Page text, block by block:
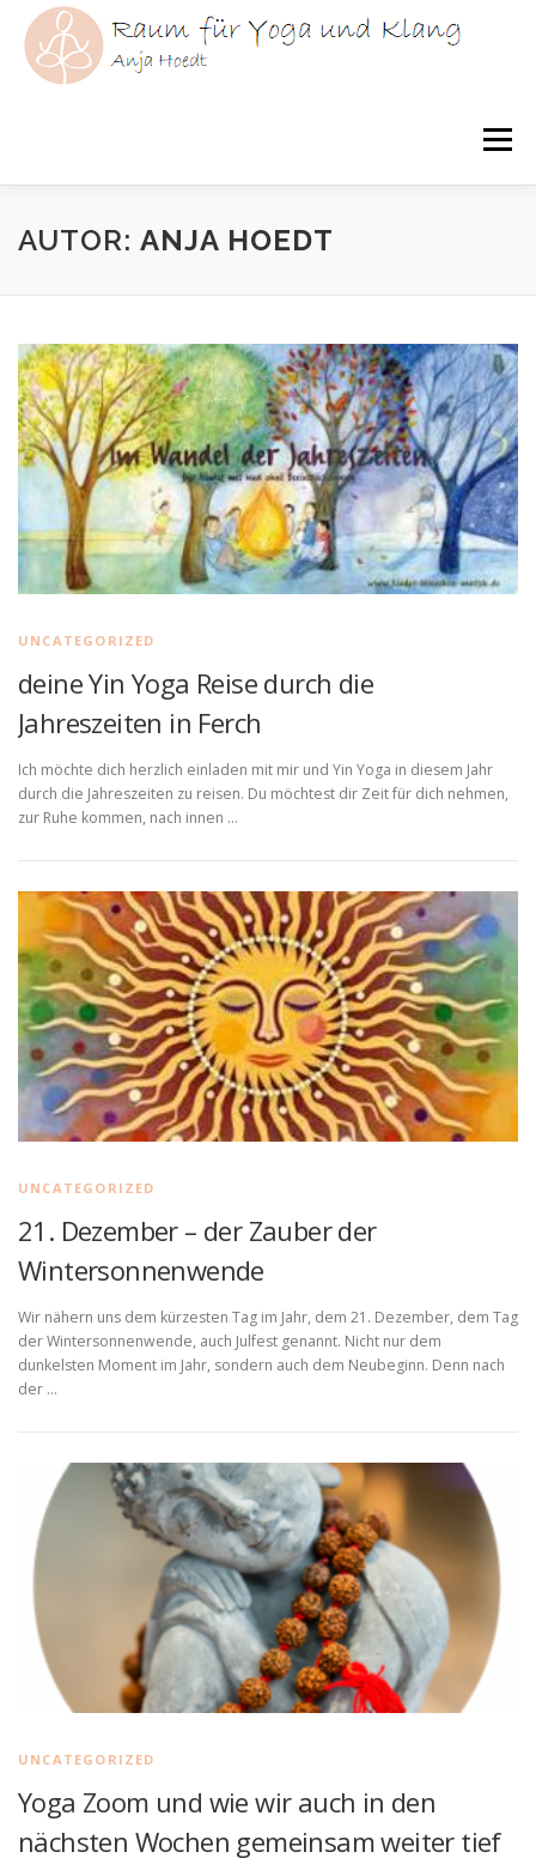
Inhalt
springen
Menü
HOME YOGA KLANG YOGATHERAPIE
AUTOR: ANJA HOEDT
UNCATEGORIZED
deine Yin Yoga Reise durch die
Jahreszeiten in Ferch
Ich möchte dich herzlich einladen mit mir und Yin Yoga in diesem Jahr
durch die Jahreszeiten zu reisen. Du möchtest dir Zeit für dich nehmen,
zur Ruhe kommen, nach innen …
UNCATEGORIZED
21. Dezember – der Zauber der
Wintersonnenwende
Wir nähern uns dem kürzesten Tag im Jahr, dem 21. Dezember, dem Tag
der Wintersonnenwende, auch Julfest genannt. Nicht nur dem
dunkelsten Moment im Jahr, sondern auch dem Neubeginn. Denn nach
der …
UNCATEGORIZED
Yoga Zoom und wie wir auch in den
nächsten Wochen gemeinsam weiter tief